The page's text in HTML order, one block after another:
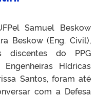
Samuel Beskow
Beskow (Eng. Civil),
discentes do PPG
Hídricas
Santos, foram até
com a Defesa